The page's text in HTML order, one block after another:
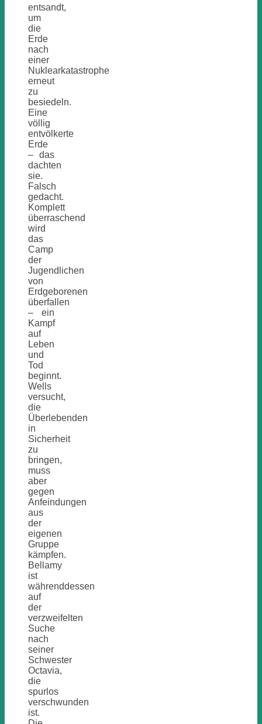
entsandt,
um
die
Erde
nach
einer
Nuklearkatastrophe
erneut
zu
besiedeln.
Eine
völlig
entvölkerte
Erde
– das
dachten
sie.
Falsch
gedacht.
Komplett
überraschend
wird
das
Camp
der
Jugendlichen
von
Erdgeborenen
überfallen
– ein
Kampf
auf
Leben
und
Tod
beginnt.
Wells
versucht,
die
Überlebenden
in
Sicherheit
zu
bringen,
muss
aber
gegen
Anfeindungen
aus
der
eigenen
Gruppe
kämpfen.
Bellamy
ist
währenddessen
auf
der
verzweifelten
Suche
nach
seiner
Schwester
Octavia,
die
spurlos
verschwunden
ist.